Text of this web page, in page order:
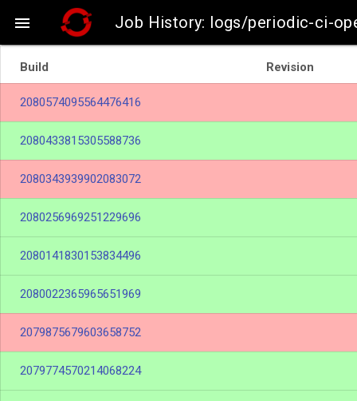
 Job History: logs/periodic-ci-
Build Revision
2080574095564476416
2080433815305588736
2080343939902083072
2080256969251229696
2080141830153834496
2080022365965651969
2079875679603658752
2079774570214068224